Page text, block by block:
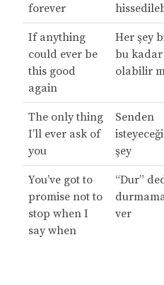
forever
If anything
could ever be
this good
again
Her şey
bu
olabilir
The only thing
I’ll ever ask of
you
Senden
şey
You’ve got to
promise not to
stop when I
say when
“Dur”
ver